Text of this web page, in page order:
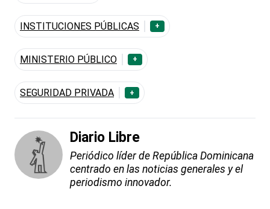
INSTITUCIONES PÚBLICAS +
MINISTERIO PÚBLICO +
SEGURIDAD PRIVADA +
Diario Libre
Periódico líder de República Dominicana
centrado en las noticias generales y el
periodismo innovador.